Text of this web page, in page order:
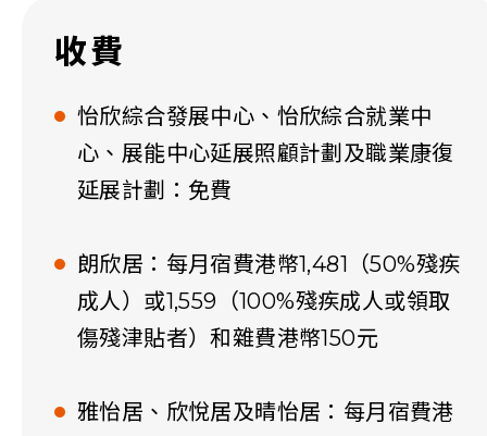
收費
怡欣綜合發展中心、怡欣綜合就業中
心、展能中心延展照顧計劃及職業康復
延展計劃：免費
朗欣居：每月宿費港幣1,481（50%殘疾
成人）或1,559（100%殘疾成人或領取
傷殘津貼者）和雜費港幣150元
雅怡居、欣悅居及晴怡居：每月宿費港